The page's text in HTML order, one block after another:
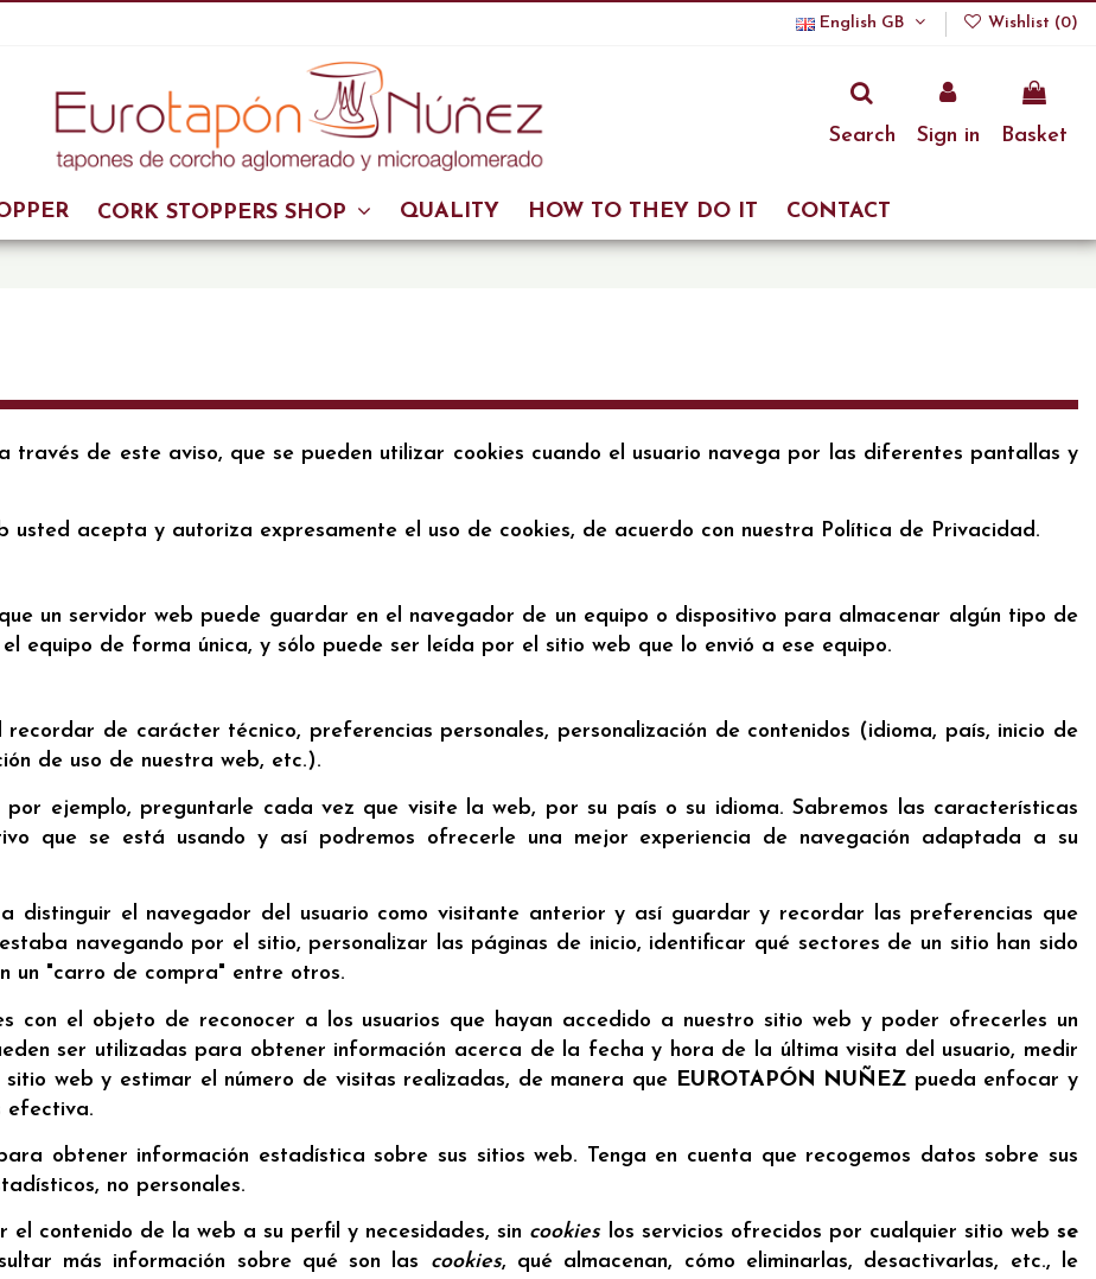
English GB Wishlist (0)
Search Sign in Basket
CORK STOPPERS SHOP QUALITY HOW TO THEY DO IT CONTACT
través de este aviso, que se pueden utilizar cookies cuando el usuario navega por las diferentes pantallas y
usted acepta y autoriza expresamente el uso de cookies, de acuerdo con nuestra Política de Privacidad.
un servidor web puede guardar en el navegador de un equipo o dispositivo para almacenar algún tipo de
equipo de forma única, y sólo puede ser leída por el sitio web que lo envió a ese equipo.
de carácter técnico, preferencias personales, personalización de contenidos (idioma, país, inicio de
de uso de nuestra web, etc.).
por ejemplo, preguntarle cada vez que visite la web, por su país o su idioma. Sabremos las características
que se está usando y así podremos ofrecerle una mejor experiencia de navegación adaptada a su
distinguir el navegador del usuario como visitante anterior y así guardar y recordar las preferencias que
navegando por el sitio, personalizar las páginas de inicio, identificar qué sectores de un sitio han sido
un "carro de compra" entre otros.
con el objeto de reconocer a los usuarios que hayan accedido a nuestro sitio web y poder ofrecerles un
ser utilizadas para obtener información acerca de la fecha y hora de la última visita del usuario, medir
web y estimar el número de visitas realizadas, de manera que EUROTAPÓN NUÑEZ pueda enfocar y
efectiva.
obtener información estadística sobre sus sitios web. Tenga en cuenta que recogemos datos sobre sus
no personales.
el contenido de la web a su perfil y necesidades, sin cookies los servicios ofrecidos por cualquier sitio webse
más información sobre qué son las cookies, qué almacenan, cómo eliminarlas, desactivarlas, etc., le